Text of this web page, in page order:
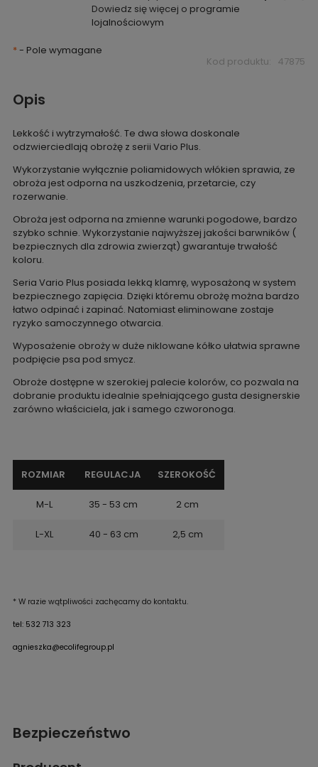
Dowiedz się więcej o programie
lojalnościowym
*- Pole wymagane
Kod produktu: 47875
Opis
Lekkość i wytrzymałość. Te dwa słowa doskonale
odzwierciedlają obrożę z serii Vario Plus.
Wykorzystanie wyłącznie poliamidowych włókien sprawia, ze
obroża jest odporna na uszkodzenia, przetarcie, czy
rozerwanie.
Obroża jest odporna na zmienne warunki pogodowe, bardzo
szybko schnie. Wykorzystanie najwyższej jakości barwników (
bezpiecznych dla zdrowia zwierząt) gwarantuje trwałość
koloru.
Seria Vario Plus posiada lekką klamrę, wyposażoną w system
bezpiecznego zapięcia. Dzięki któremu obrożę można bardzo
łatwo odpinać i zapinać. Natomiast eliminowane zostaje
ryzyko samoczynnego otwarcia.
Wyposażenie obroży w duże niklowane kółko ułatwia sprawne
podpięcie psa pod smycz.
Obroże dostępne w szerokiej palecie kolorów, co pozwala na
dobranie produktu idealnie spełniającego gusta designerskie
zarówno właściciela, jak i samego czworonoga.
ROZMIAR REGULACJA SZEROKOŚĆ
M-L 35 - 53 cm 2 cm
L-XL 40 - 63 cm 2,5 cm
* W razie wątpliwości zachęcamy do kontaktu.
tel: 532 713 323
agnieszka@ecolifegroup.pl
Bezpieczeństwo